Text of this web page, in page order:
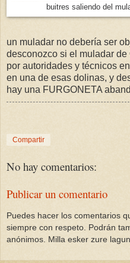
buitres saliendo del
un muladar no debería ser
desconozco si el muladar
por autoridades y técnicos
en una de esas dolinas, y
hay una FURGONETA
Compartir
No hay comentarios:
Publicar un comentario
Puedes hacer los comentarios
siempre con respeto. Podrán
anónimos. Milla esker zure